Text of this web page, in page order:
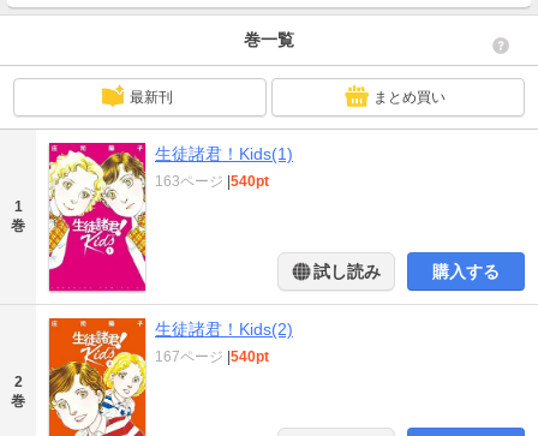
巻一覧
最新刊 まとめ買い
1
巻
生徒諸君！Kids(1)
163ページ 540pt
試し読み 購入する
2
巻
生徒諸君！Kids(2)
167ページ 540pt